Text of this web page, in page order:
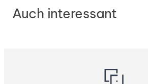
Auch interessant